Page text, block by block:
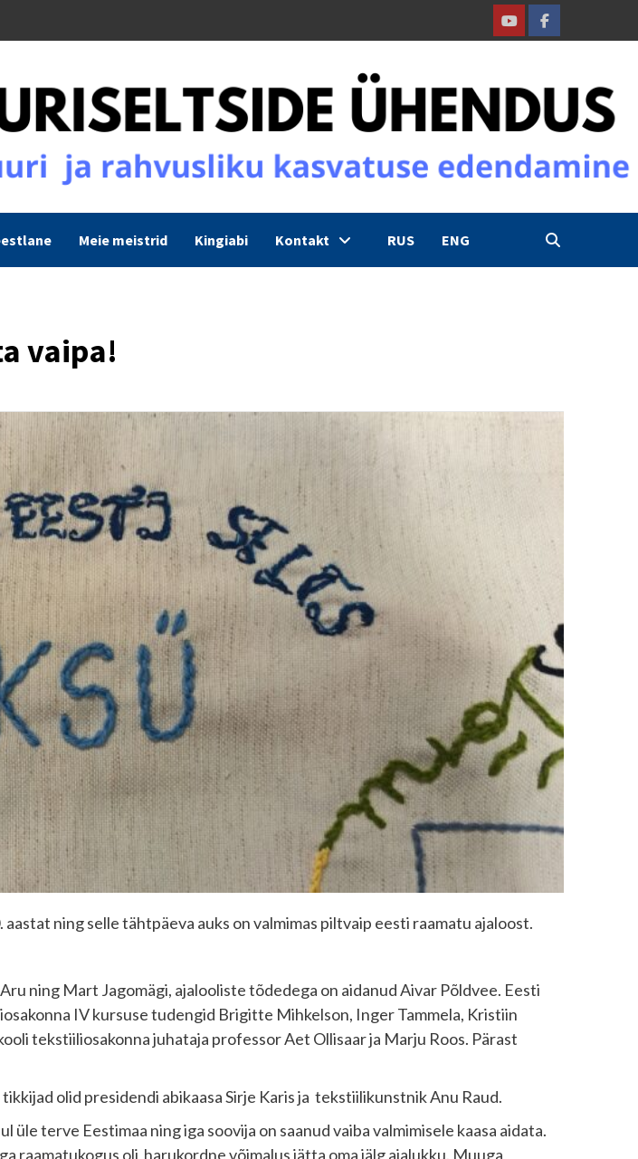
YoutubeFacebook
Meie meistrid Kingiabi Kontakt RUS ENG
vaipa!
ning selle tähtpäeva auks on valmimas piltvaip eesti raamatu ajaloost.
ning Mart Jagomägi, ajalooliste tõdedega on aidanud Aivar Põldvee. Eesti
IV kursuse tudengid Brigitte Mihkelson, Inger Tammela, Kristiin
tekstiiliosakonna juhataja professor Aet Ollisaar ja Marju Roos. Pärast
olid presidendi abikaasa Sirje Karis ja tekstiilikunstnik Anu Raud.
terve Eestimaa ning iga soovija on saanud vaiba valmimisele kaasa aidata.
raamatukogus oli harukordne võimalus jätta oma jälg ajalukku. Muuga